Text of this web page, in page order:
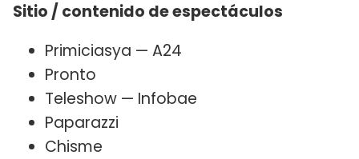
Sitio / contenido de espectáculos
Primiciasya — A24
Pronto
Teleshow — Infobae
Paparazzi
Chisme